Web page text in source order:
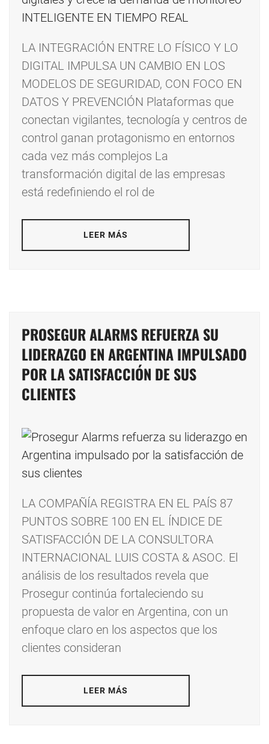
LA INTEGRACIÓN ENTRE LO FÍSICO Y LO
DIGITAL IMPULSA UN CAMBIO EN LOS
MODELOS DE SEGURIDAD, CON FOCO EN
DATOS Y PREVENCIÓN Plataformas que
conectan vigilantes, tecnología y centros de
control ganan protagonismo en entornos
cada vez más complejos La
transformación digital de las empresas
está redefiniendo el rol de
LEER MÁS
PROSEGUR ALARMS REFUERZA SU
LIDERAZGO EN ARGENTINA IMPULSADO
POR LA SATISFACCIÓN DE SUS
CLIENTES
LA COMPAÑÍA REGISTRA EN EL PAÍS 87
PUNTOS SOBRE 100 EN EL ÍNDICE DE
SATISFACCIÓN DE LA CONSULTORA
INTERNACIONAL LUIS COSTA & ASOC. El
análisis de los resultados revela que
Prosegur continúa fortaleciendo su
propuesta de valor en Argentina, con un
enfoque claro en los aspectos que los
clientes consideran
LEER MÁS